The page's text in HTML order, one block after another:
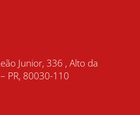
Junior, 336 , Alto da
PR, 80030-110